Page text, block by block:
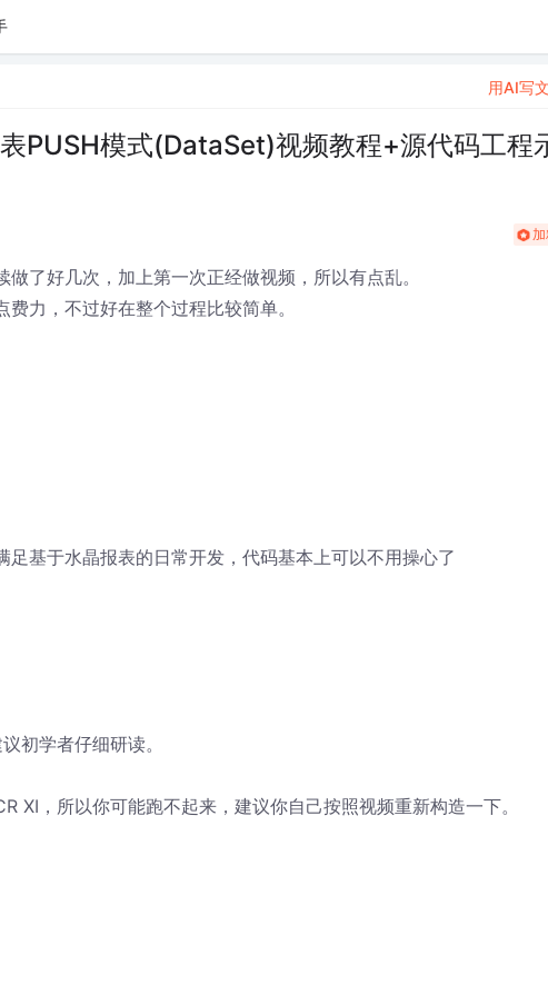
PUSH模式(DataSet)视频教程+源代码工程
了好几次，加上第一次正经做视频，所以有点乱。
力，不过好在整个过程比较简单。
基于水晶报表的日常开发，代码基本上可以不用操心了
初学者仔细研读。
XI，所以你可能跑不起来，建议你自己按照视频重新构造一下。
用AI写